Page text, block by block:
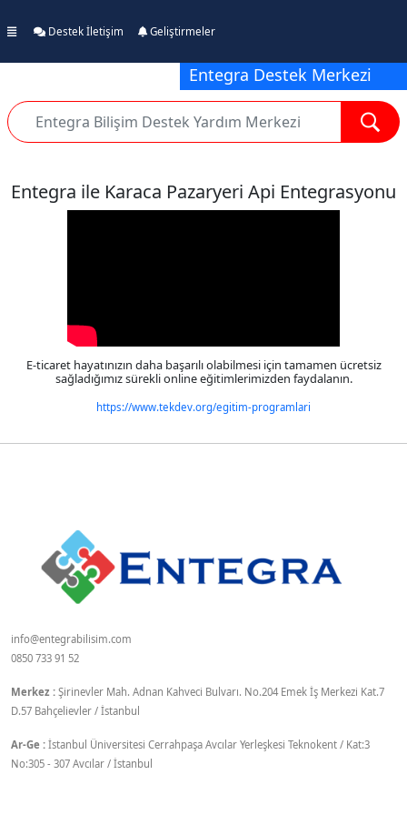
Destek İletişim Geliştirmeler
Entegra Destek Merkezi
Entegra ile Karaca Pazaryeri Api Entegrasyonu
E-ticaret hayatınızın daha başarılı olabilmesi için tamamen ücretsiz
sağladığımız sürekli online eğitimlerimizden faydalanın.
https://www.tekdev.org/egitim-programlari
info@entegrabilisim.com
0850 733 91 52
Merkez : Şirinevler Mah. Adnan Kahveci Bulvarı. No.204 Emek İş Merkezi Kat.7
D.57 Bahçelievler / İstanbul
Ar-Ge : İstanbul Üniversitesi Cerrahpaşa Avcılar Yerleşkesi Teknokent / Kat:3
No:305 - 307 Avcılar / İstanbul